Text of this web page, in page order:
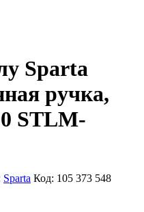
Sparta
ручка,
STLM-
Sparta Код: 105 373 548